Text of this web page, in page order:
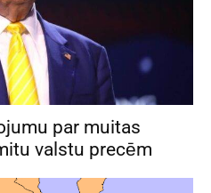
par muitas
valstu precēm